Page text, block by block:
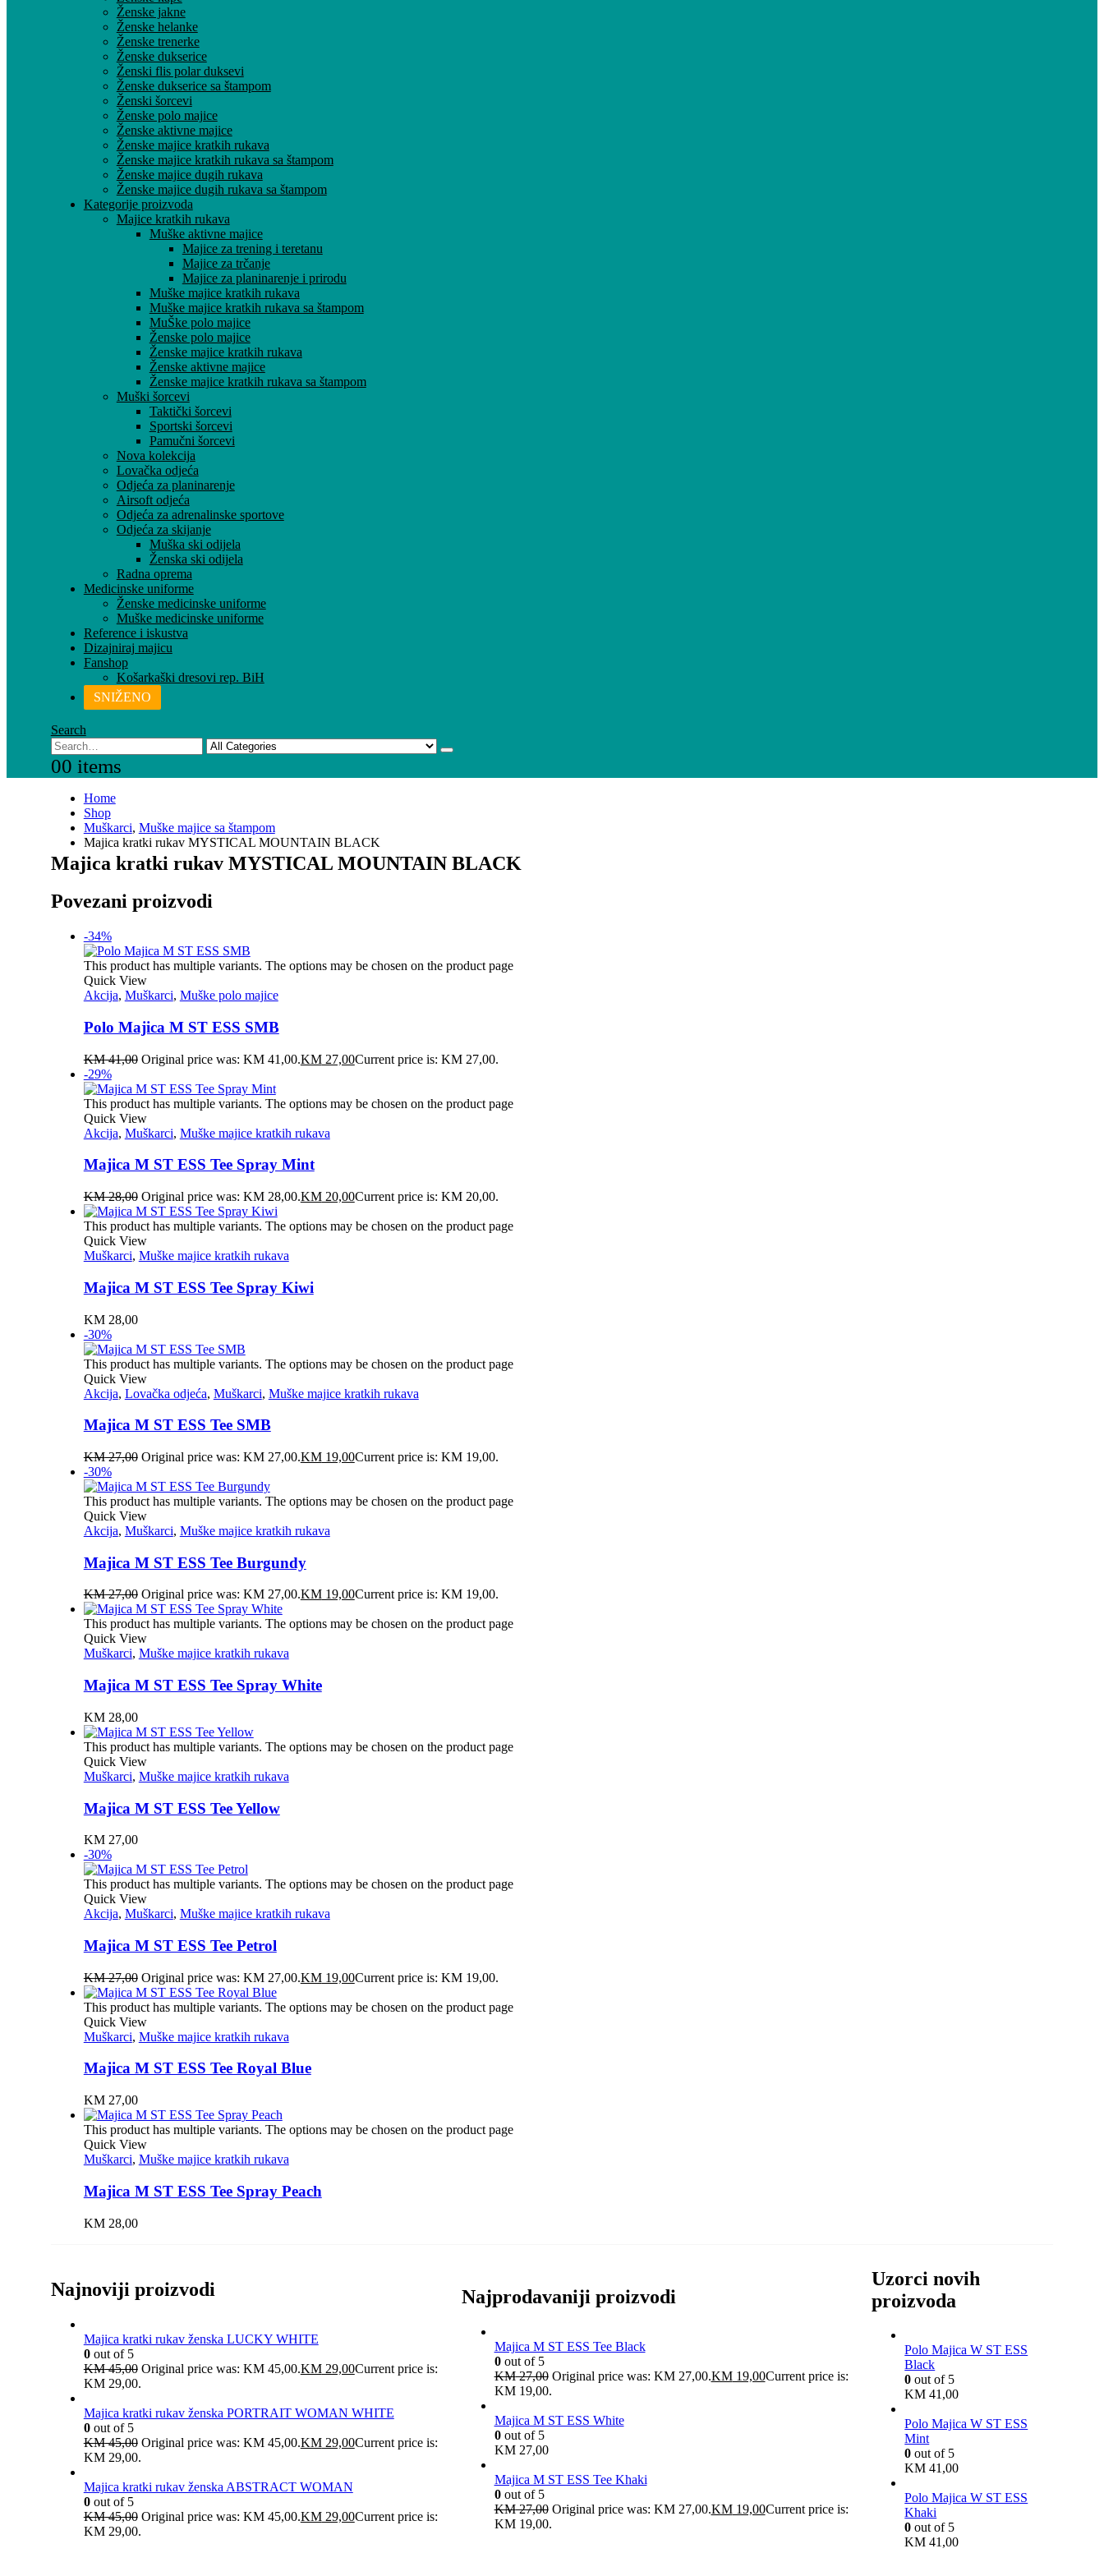
Ženske jakne
Ženske helanke
Ženske trenerke
Ženske dukserice
Ženski flis polar duksevi
Ženske dukserice sa štampom
Ženski šorcevi
Ženske polo majice
Ženske aktivne majice
Ženske majice kratkih rukava
Ženske majice kratkih rukava sa štampom
Ženske majice dugih rukava
Ženske majice dugih rukava sa štampom
Kategorije proizvoda
Majice kratkih rukava
Muške aktivne majice
Majice za trening i teretanu
Majice za trčanje
Majice za planinarenje i prirodu
Muške majice kratkih rukava
Muške majice kratkih rukava sa štampom
MuŠke polo majice
Ženske polo majice
Ženske majice kratkih rukava
Ženske aktivne majice
Ženske majice kratkih rukava sa štampom
Muški šorcevi
Taktički šorcevi
Sportski šorcevi
Pamučni šorcevi
Nova kolekcija
Lovačka odjeća
Odjeća za planinarenje
Airsoft odjeća
Odjeća za adrenalinske sportove
Odjeća za skijanje
Muška ski odijela
Ženska ski odijela
Radna oprema
Medicinske uniforme
Ženske medicinske uniforme
Muške medicinske uniforme
Reference i iskustva
Dizajniraj majicu
Fanshop
Košarkaški dresovi rep. BiH
SNIŽENO
Search
00 items
Home
Shop
Muškarci, Muške majice sa štampom
Majica kratki rukav MYSTICAL MOUNTAIN BLACK
Majica kratki rukav MYSTICAL MOUNTAIN BLACK
Povezani proizvodi
-34%
This product has multiple variants. The options may be chosen on the product page
Quick View
Akcija, Muškarci, Muške polo majice
Polo Majica M ST ESS SMB
KM41,00 Original price was: KM 41,00.KM27,00Current price is: KM 27,00.
-29%
This product has multiple variants. The options may be chosen on the product page
Quick View
Akcija, Muškarci, Muške majice kratkih rukava
Majica M ST ESS Tee Spray Mint
KM28,00 Original price was: KM 28,00.KM20,00Current price is: KM 20,00.
This product has multiple variants. The options may be chosen on the product page
Quick View
Muškarci, Muške majice kratkih rukava
Majica M ST ESS Tee Spray Kiwi
KM28,00
-30%
This product has multiple variants. The options may be chosen on the product page
Quick View
Akcija, Lovačka odjeća, Muškarci, Muške majice kratkih rukava
Majica M ST ESS Tee SMB
KM27,00 Original price was: KM 27,00.KM19,00Current price is: KM 19,00.
-30%
This product has multiple variants. The options may be chosen on the product page
Quick View
Akcija, Muškarci, Muške majice kratkih rukava
Majica M ST ESS Tee Burgundy
KM27,00 Original price was: KM 27,00.KM19,00Current price is: KM 19,00.
This product has multiple variants. The options may be chosen on the product page
Quick View
Muškarci, Muške majice kratkih rukava
Majica M ST ESS Tee Spray White
KM28,00
This product has multiple variants. The options may be chosen on the product page
Quick View
Muškarci, Muške majice kratkih rukava
Majica M ST ESS Tee Yellow
KM27,00
-30%
This product has multiple variants. The options may be chosen on the product page
Quick View
Akcija, Muškarci, Muške majice kratkih rukava
Majica M ST ESS Tee Petrol
KM27,00 Original price was: KM 27,00.KM19,00Current price is: KM 19,00.
This product has multiple variants. The options may be chosen on the product page
Quick View
Muškarci, Muške majice kratkih rukava
Majica M ST ESS Tee Royal Blue
KM27,00
This product has multiple variants. The options may be chosen on the product page
Quick View
Muškarci, Muške majice kratkih rukava
Majica M ST ESS Tee Spray Peach
KM28,00
Najnoviji proizvodi
Majica kratki rukav ženska LUCKY WHITE
0out of 5
KM45,00 Original price was: KM 45,00.KM29,00Current price is:
KM 29,00.
Majica kratki rukav ženska PORTRAIT WOMAN WHITE
0out of 5
KM45,00 Original price was: KM 45,00.KM29,00Current price is:
KM 29,00.
Majica kratki rukav ženska ABSTRACT WOMAN
0out of 5
KM45,00 Original price was: KM 45,00.KM29,00Current price is:
KM 29,00.
Najprodavaniji proizvodi
Majica M ST ESS Tee Black
0out of 5
KM27,00 Original price was: KM 27,00.KM19,00Current price is:
KM 19,00.
Majica M ST ESS White
0out of 5
KM27,00
Majica M ST ESS Tee Khaki
0out of 5
KM27,00 Original price was: KM 27,00.KM19,00Current price is:
KM 19,00.
Uzorci novih
proizvoda
Polo Majica W ST ESS
Black
0 out of 5
KM 41,00
Polo Majica W ST ESS
Mint
0 out of 5
KM 41,00
Polo Majica W ST ESS
Khaki
0 out of 5
KM 41,00